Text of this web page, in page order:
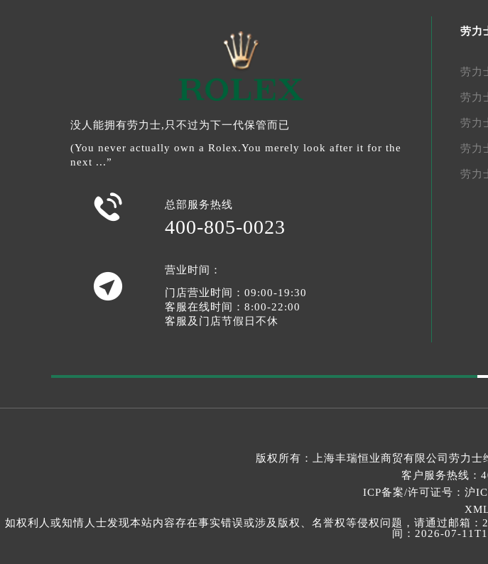
没人能拥有劳力士,只不过为下一代保管而已
(You never actually own a Rolex.You merely look after it for the
next ...”
 总部服务热线
400-805-0023

营业时间：
门店营业时间：09:00-19:30
客服在线时间：8:00-22:00
客服及门店节假日不休
劳力
劳力
劳力
劳力
劳力
劳力
版权所有：上海丰瑞恒业商贸有限公司 劳力士
客户服务热线：
ICP备案/许可证号：沪
如权利人或知情人士发现本站内容存在事实错误或涉及版权、名誉权等侵权问题，请通过邮箱
间：2026-07-